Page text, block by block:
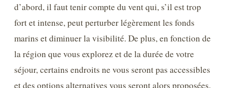
d’abord, il faut tenir compte du vent qui, s’il est trop
fort et intense, peut perturber légèrement les fonds
marins et diminuer la visibilité. De plus, en fonction de
la région que vous explorez et de la durée de votre
séjour, certains endroits ne vous seront pas accessibles
et des options alternatives vous seront alors proposées.